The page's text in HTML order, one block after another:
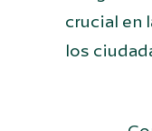
crucial en
los